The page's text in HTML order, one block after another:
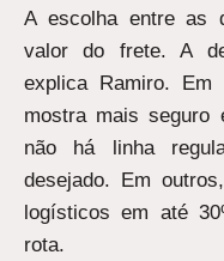
A escolha entre as
valor do frete. A
explica Ramiro.
mostra mais seguro
não há linha
desejado. Em
logísticos em até
rota.